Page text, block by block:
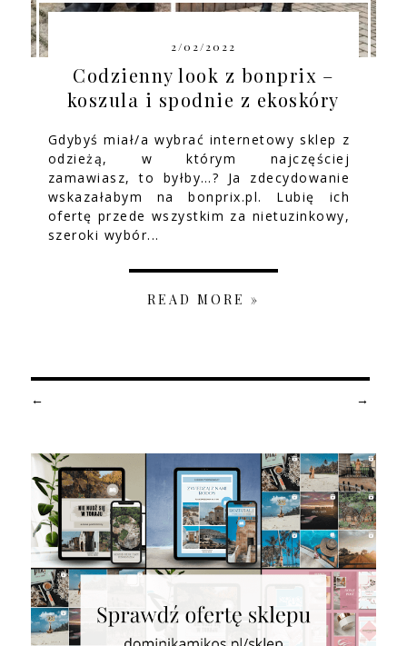
2/02/2022
Codzienny look z bonprix –
koszula i spodnie z ekoskóry
Gdybyś miał/a wybrać internetowy sklep z
odzieżą, w którym najczęściej
zamawiasz, to byłby…? Ja zdecydowanie
wskazałabym na bonprix.pl. Lubię ich
ofertę przede wszystkim za nietuzinkowy,
szeroki wybór...
READ MORE »
← →